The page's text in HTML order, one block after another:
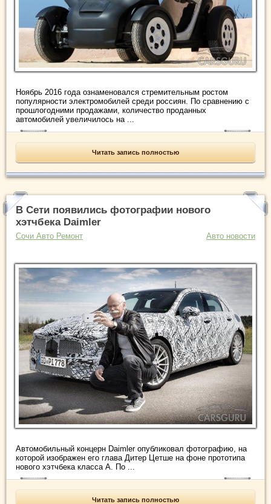
Ноябрь 2016 года ознаменовался стремительным ростом
популярности электромобилей среди россиян. По сравнению с
прошлогодними продажами, количество проданных
автомобилей увеличилось на ...
Читать запись полностью
В Сети появились фотографии нового
хэтчбека Daimler
Сочи Авто Ремонт Авто новости
Автомобильный концерн Daimler опубликовал фотографию, на
которой изображен его глава Дитер Цетше на фоне прототипа
нового хэтчбека класса А. По ...
Читать запись полностью